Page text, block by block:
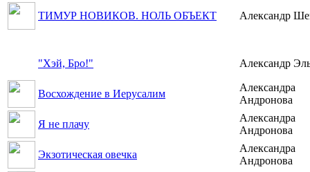
ТИМУР НОВИКОВ. НОЛЬ ОБЪЕКТ Александр
"Хэй, Бро!" Александр
Восхождение в Иерусалим
Александра
Андронова
Я не плачу
Александра
Андронова
Экзотическая овечка
Александра
Андронова